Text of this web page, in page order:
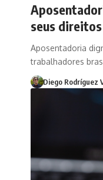
seus
Aposentadoria
trabalhadores
Diego Rodríguez